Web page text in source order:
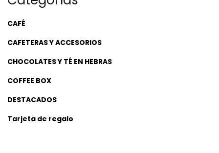
CAFÉ
CAFETERAS Y ACCESORIOS
CHOCOLATES Y TÉ EN HEBRAS
COFFEE BOX
DESTACADOS
Tarjeta de regalo